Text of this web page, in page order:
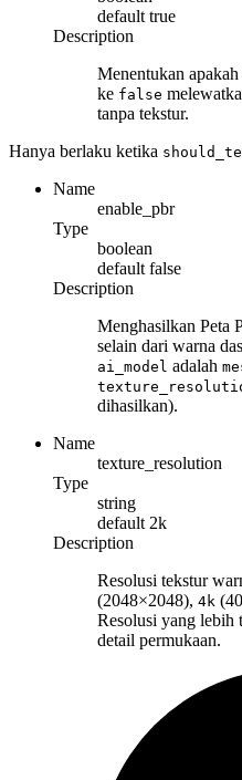
default true
Description
Menentukan
ke false
tanpa tekstur.
Hanya berlaku ketika
Name
enable_pbr
Type
boolean
default false
Description
Menghasilkan Peta
selain dari warna
ai_model adalah
dihasilkan).
Name
texture_resolution
Type
string
default 2k
Description
Resolusi tekstur
(2048×2048), 4k
Resolusi yang lebih
detail permukaan.